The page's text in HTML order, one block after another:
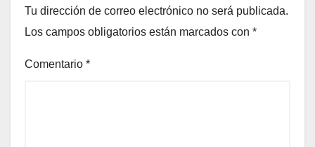
Tu dirección de correo electrónico no será publicada.
Los campos obligatorios están marcados con *
Comentario *